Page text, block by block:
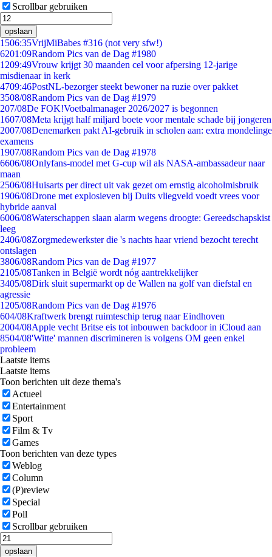
Scrollbar gebruiken
opslaan
1506:35VrijMiBabes #316 (not very sfw!)
6201:09Random Pics van de Dag #1980
1209:49Vrouw krijgt 30 maanden cel voor afpersing 12-jarige
misdienaar in kerk
4709:46PostNL-bezorger steekt bewoner na ruzie over pakket
3508/08Random Pics van de Dag #1979
207/08De FOK!Voetbalmanager 2026/2027 is begonnen
1607/08Meta krijgt half miljard boete voor mentale schade bij jongeren
2007/08Denemarken pakt AI-gebruik in scholen aan: extra mondelinge
examens
1907/08Random Pics van de Dag #1978
6606/08Onlyfans-model met G-cup wil als NASA-ambassadeur naar
maan
2506/08Huisarts per direct uit vak gezet om ernstig alcoholmisbruik
1906/08Drone met explosieven bij Duits vliegveld voedt vrees voor
hybride aanval
6006/08Waterschappen slaan alarm wegens droogte: Gereedschapskist
leeg
2406/08Zorgmedewerkster die 's nachts haar vriend bezocht terecht
ontslagen
3806/08Random Pics van de Dag #1977
2105/08Tanken in België wordt nóg aantrekkelijker
3405/08Dirk sluit supermarkt op de Wallen na golf van diefstal en
agressie
1205/08Random Pics van de Dag #1976
604/08Kraftwerk brengt ruimteschip terug naar Eindhoven
2004/08Apple vecht Britse eis tot inbouwen backdoor in iCloud aan
8504/08'Witte' mannen discrimineren is volgens OM geen enkel
probleem
Laatste items
Laatste items
Toon berichten uit deze thema's
Actueel
Entertainment
Sport
Film & Tv
Games
Toon berichten van deze types
Weblog
Column
(P)review
Special
Poll
Scrollbar gebruiken
opslaan